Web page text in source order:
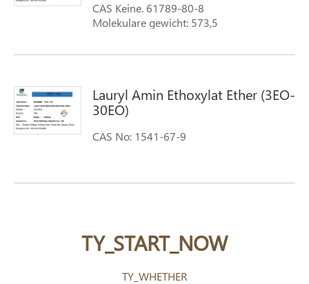
CAS Keine. 61789-80-8
Molekulare gewicht: 573,5
Lauryl Amin Ethoxylat Ether (3EO-
30EO)
CAS No: 1541-67-9
TY_START_NOW
TY_WHETHER